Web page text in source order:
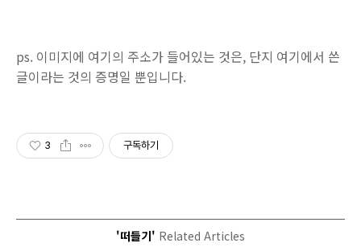
ps. 이미지에 여기의 주소가 들어있는 것은, 단지 여기에서 쓴
글이라는 것의 증명일 뿐입니다.
3 구독하기
'떠들기' Related Articles